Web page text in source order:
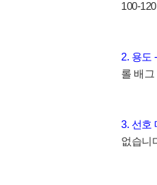
100-120
2. 용도
롤 배
3. 선호
없습니